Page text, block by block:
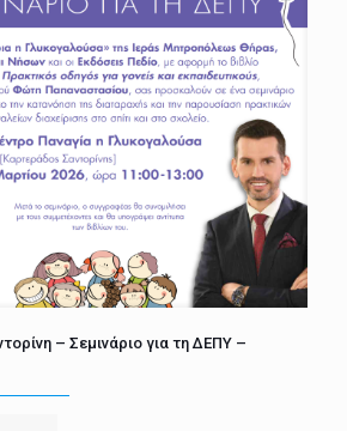
– Σεμινάριο για τη ΔΕΠΥ –